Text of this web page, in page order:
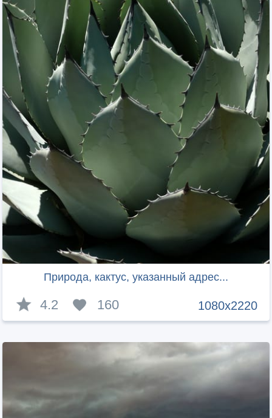
Природа, кактус, указанный адрес...
1080x2220
4.2 160